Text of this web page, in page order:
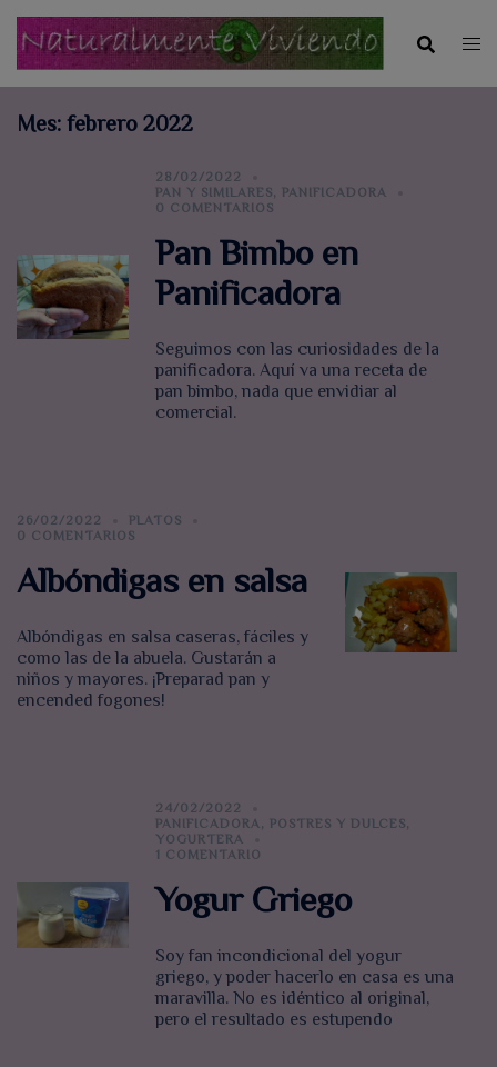
contenido
Mes: febrero 2022
28/02/2022
PAN Y SIMILARES,
PANIFICADORA
0 COMENTARIOS
Pan Bimbo en
Panificadora
Seguimos con las curiosidades de la
panificadora. Aquí va una receta de
pan bimbo, nada que envidiar al
comercial.
26/02/2022
PLATOS
0 COMENTARIOS
Albóndigas en salsa
Albóndigas en salsa caseras, fáciles y
como las de la abuela. Gustarán a
niños y mayores. ¡Preparad pan y
encended fogones!
24/02/2022
PANIFICADORA, POSTRES Y DULCES,
YOGURTERA
1 COMENTARIO
Yogur Griego
Soy fan incondicional del yogur
griego, y poder hacerlo en casa es una
maravilla. No es idéntico al original,
pero el resultado es estupendo